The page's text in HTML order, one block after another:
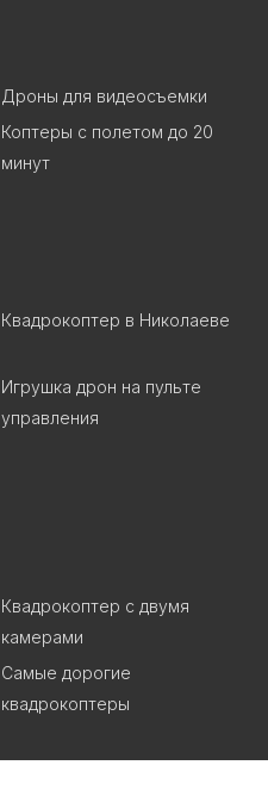
Дроны для видеосъемки
Коптеры с полетом до 20
минут
Квадрокоптер в Николаеве
Игрушка дрон на пульте
управления
Квадрокоптер с двумя
камерами
Самые дорогие
квадрокоптеры